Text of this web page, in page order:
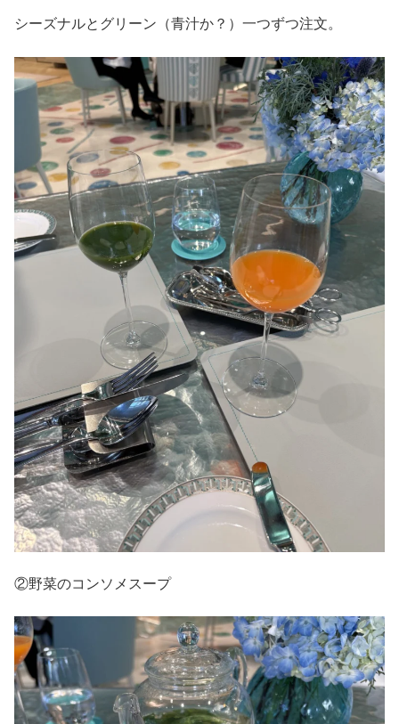
シーズナルとグリーン（青汁か？）一つずつ注文。
②野菜のコンソメスープ